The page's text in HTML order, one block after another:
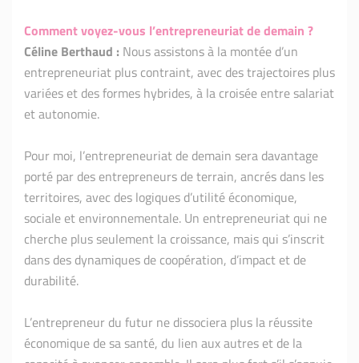
Comment voyez-vous l’entrepreneuriat de demain ?
Céline Berthaud : Nous assistons à la montée d’un
entrepreneuriat plus contraint, avec des trajectoires plus
variées et des formes hybrides, à la croisée entre salariat
et autonomie.
Pour moi, l’entrepreneuriat de demain sera davantage
porté par des entrepreneurs de terrain, ancrés dans les
territoires, avec des logiques d’utilité économique,
sociale et environnementale. Un entrepreneuriat qui ne
cherche plus seulement la croissance, mais qui s’inscrit
dans des dynamiques de coopération, d’impact et de
durabilité.
L’entrepreneur du futur ne dissociera plus la réussite
économique de sa santé, du lien aux autres et de la